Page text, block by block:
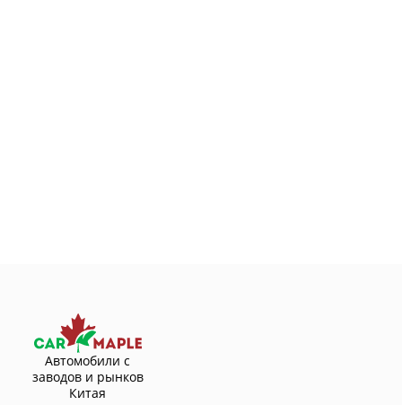
Автомобили с
заводов и рынков
Китая